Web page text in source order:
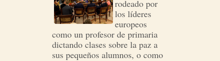
rodeado por
los líderes
europeos
como un profesor de primaria
dictando clases sobre la paz a
sus pequeños alumnos, o como